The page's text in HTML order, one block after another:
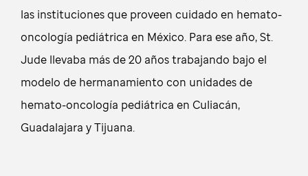
las instituciones que proveen cuidado en hemato-
oncología pediátrica en México. Para ese año, St.
Jude llevaba más de 20 años trabajando bajo el
modelo de hermanamiento con unidades de
hemato-oncología pediátrica en Culiacán,
Guadalajara y Tijuana.